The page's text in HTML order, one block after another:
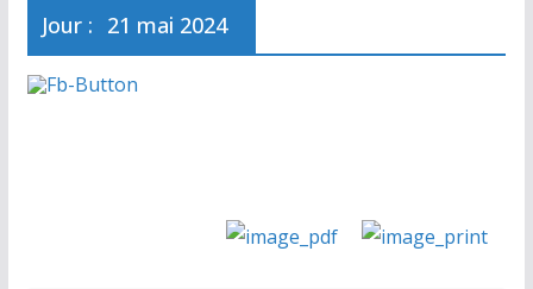
Jour : 21 mai 2024